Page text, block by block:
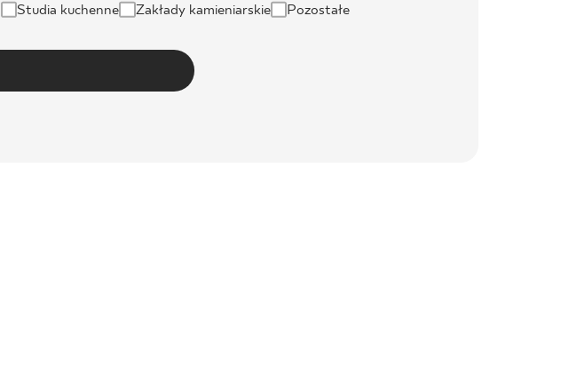
Studia kuchenne Zakłady kamieniarskie Pozostałe